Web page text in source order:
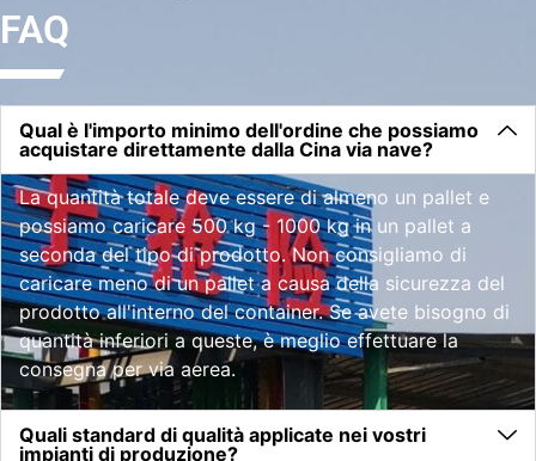
FAQ
Qual è l'importo minimo dell'ordine che possiamo
acquistare direttamente dalla Cina via nave?
La quantità totale deve essere di almeno un pallet e
possiamo caricare 500 kg - 1000 kg in un pallet a
seconda del tipo di prodotto. Non consigliamo di
caricare meno di un pallet a causa della sicurezza del
prodotto all'interno del container. Se avete bisogno di
quantità inferiori a queste, è meglio effettuare la
consegna per via aerea.
Quali standard di qualità applicate nei vostri
impianti di produzione?